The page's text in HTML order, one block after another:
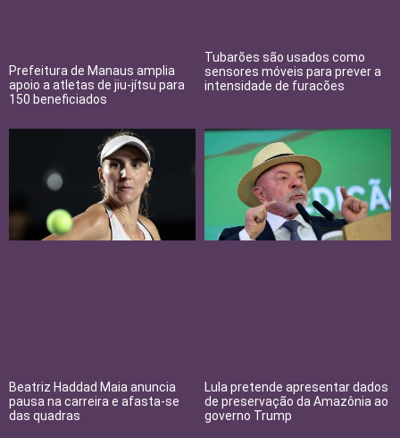
Prefeitura de Manaus amplia
apoio a atletas de jiu-jítsu para
150 beneficiados
Tubarões são usados como
sensores móveis para prever a
intensidade de furacões
Beatriz Haddad Maia anuncia
pausa na carreira e afasta-se
das quadras
Lula pretende apresentar dados
de preservação da Amazônia ao
governo Trump